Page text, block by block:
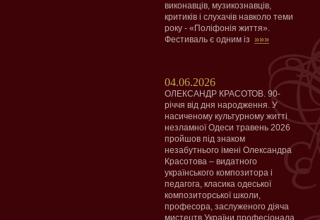
виконавців, музикознавців,
критиків і слухачів навколо теми
року - «Поліфонія життя».
Фестиваль є одним із »»»
04.06.2026
ОЛЕКСАНДР КРАСОТОВ. 90-
річчя від дня народження. У
насиченому культурному житті
незламної Одеси травень 2026
пройшов під знаком
незабутнього імені Олександра
Красотова – видатного
українського композитора і
педагога, класика одеської
композиторської школи,
професора, заслуженого діяча
мистецтв України,професіонала